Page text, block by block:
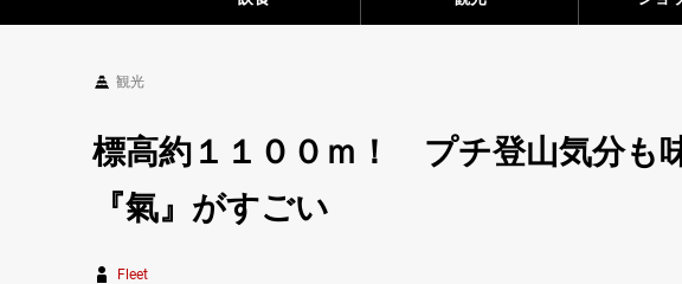
観光
標高約１１００ｍ！ プチ登山気分も
『氣』がすごい
Fleet